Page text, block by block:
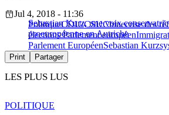
Sebastian Kurz, une voix
proeuropéenne en Autriche
Jul 4, 2018 - 11:36
PolitiqueCDU/CSUChinecrise des
élections Parlement européen
Parlement EuropéenSebastian Kurz
Print Partager
LES PLUS LUS
POLITIQUE